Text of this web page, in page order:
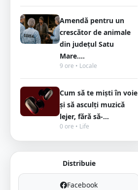
Amendă pentru un
crescător de animale
din județul Satu
Mare....
9 ore • Locale
Cum să te miști în voie
și să asculți muzică
lejer, fără să-...
0 ore • Life
Distribuie
Facebook